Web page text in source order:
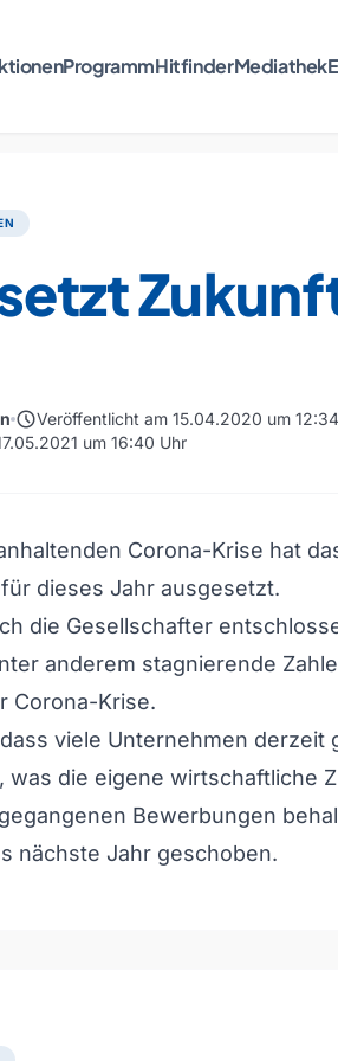
ProgrammHitfinderMediathek
scheduleVeröffentlicht am 15.04.2020 um
um 16:40 Uhr
Corona-Krise hat
dieses Jahr ausgesetzt.
die Gesellschafter
anderem stagnierende
Corona-Krise.
viele Unternehmen derzeit
was die eigene wirtschaftliche
Bewerbungen
nächste Jahr geschoben.